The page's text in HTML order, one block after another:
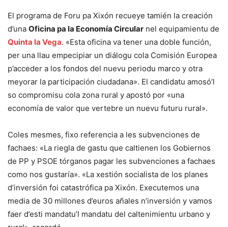
El programa de Foru pa Xixón recueye tamién la creación
d’una Oficina pa la Economía Circular nel equipamientu de
Quinta la Vega. «Esta oficina va tener una doble función,
per una llau empecipiar un diálogu cola Comisión Europea
p’acceder a los fondos del nuevu periodu marco y otra
meyorar la participación ciudadana». El candidatu amosó’l
so compromisu cola zona rural y apostó por «una
economía de valor que vertebre un nuevu futuru rural».
Coles mesmes, fixo referencia a les subvenciones de
fachaes: «La riegla de gastu que caltienen los Gobiernos
de PP y PSOE tórganos pagar les subvenciones a fachaes
como nos gustaría». «La xestión socialista de los planes
d’inversión foi catastrófica pa Xixón. Executemos una
media de 30 millones d’euros añales n’inversión y vamos
faer d’esti mandatu’l mandatu del caltenimientu urbano y